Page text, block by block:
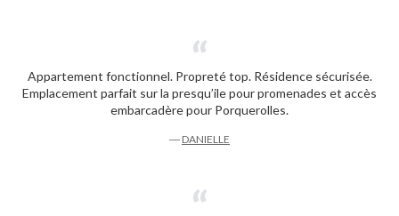
Appartement fonctionnel. Propreté top. Résidence sécurisée.
Emplacement parfait sur la presqu’ile pour promenades et accès
embarcadère pour Porquerolles.
― DANIELLE